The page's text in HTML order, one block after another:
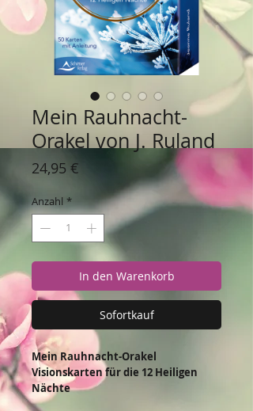
Mein Rauhnacht-
Orakel von J. Ruland
24,95 €
Anzahl *
In den Warenkorb
Sofortkauf
Mein Rauhnacht-Orakel
Visionskarten für die 12 Heiligen
Nächte